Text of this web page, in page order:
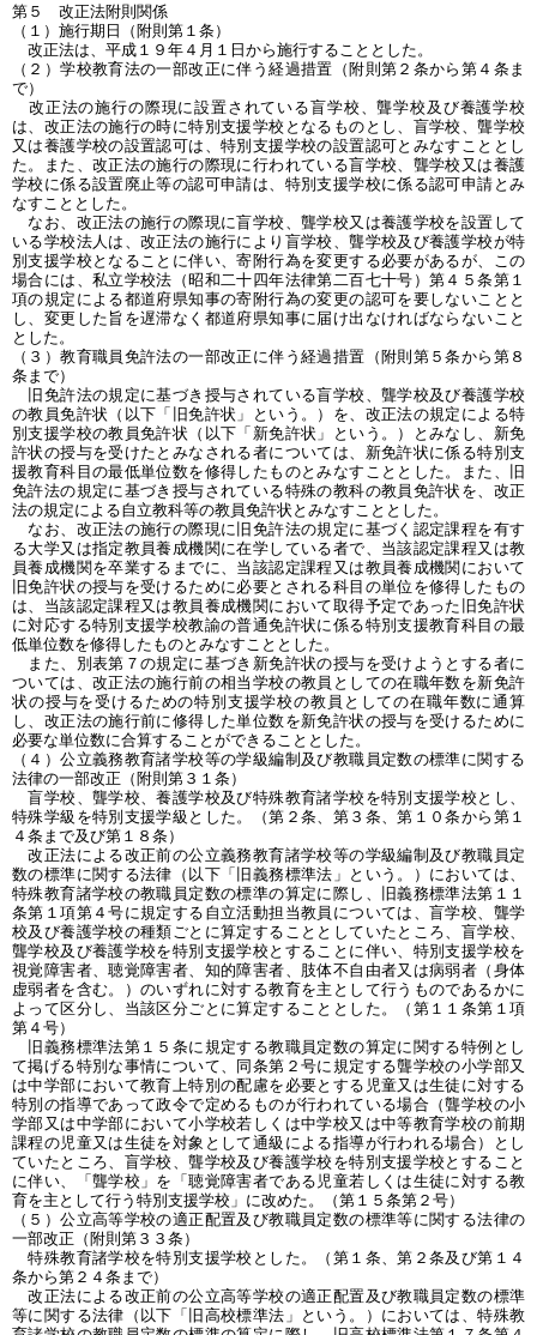
第５ 改正法附則関係
（１）施行期日（附則第１条）
改正法は、平成１９年４月１日から施行することとした。
（２）学校教育法の一部改正に伴う経過措置（附則第２条から第４条ま
で）
改正法の施行の際現に設置されている盲学校、聾学校及び養護学校
は、改正法の施行の時に特別支援学校となるものとし、盲学校、聾学校
又は養護学校の設置認可は、特別支援学校の設置認可とみなすこととし
た。また、改正法の施行の際現に行われている盲学校、聾学校又は養護
学校に係る設置廃止等の認可申請は、特別支援学校に係る認可申請とみ
なすこととした。
なお、改正法の施行の際現に盲学校、聾学校又は養護学校を設置して
いる学校法人は、改正法の施行により盲学校、聾学校及び養護学校が特
別支援学校となることに伴い、寄附行為を変更する必要があるが、この
場合には、私立学校法（昭和二十四年法律第二百七十号）第４５条第１
項の規定による都道府県知事の寄附行為の変更の認可を要しないことと
し、変更した旨を遅滞なく都道府県知事に届け出なければならないこと
とした。
（３）教育職員免許法の一部改正に伴う経過措置（附則第５条から第８
条まで）
旧免許法の規定に基づき授与されている盲学校、聾学校及び養護学校
の教員免許状（以下「旧免許状」という。）を、改正法の規定による特
別支援学校の教員免許状（以下「新免許状」という。）とみなし、新免
許状の授与を受けたとみなされる者については、新免許状に係る特別支
援教育科目の最低単位数を修得したものとみなすこととした。また、旧
免許法の規定に基づき授与されている特殊の教科の教員免許状を、改正
法の規定による自立教科等の教員免許状とみなすこととした。
なお、改正法の施行の際現に旧免許法の規定に基づく認定課程を有す
る大学又は指定教員養成機関に在学している者で、当該認定課程又は教
員養成機関を卒業するまでに、当該認定課程又は教員養成機関において
旧免許状の授与を受けるために必要とされる科目の単位を修得したもの
は、当該認定課程又は教員養成機関において取得予定であった旧免許状
に対応する特別支援学校教諭の普通免許状に係る特別支援教育科目の最
低単位数を修得したものとみなすこととした。
また、別表第７の規定に基づき新免許状の授与を受けようとする者に
ついては、改正法の施行前の相当学校の教員としての在職年数を新免許
状の授与を受けるための特別支援学校の教員としての在職年数に通算
し、改正法の施行前に修得した単位数を新免許状の授与を受けるために
必要な単位数に合算することができることとした。
（４）公立義務教育諸学校等の学級編制及び教職員定数の標準に関する
法律の一部改正（附則第３１条）
盲学校、聾学校、養護学校及び特殊教育諸学校を特別支援学校とし、
特殊学級を特別支援学級とした。（第２条、第３条、第１０条から第１
４条まで及び第１８条）
改正法による改正前の公立義務教育諸学校等の学級編制及び教職員定
数の標準に関する法律（以下「旧義務標準法」という。）においては、
特殊教育諸学校の教職員定数の標準の算定に際し、旧義務標準法第１１
条第１項第４号に規定する自立活動担当教員については、盲学校、聾学
校及び養護学校の種類ごとに算定することとしていたところ、盲学校、
聾学校及び養護学校を特別支援学校とすることに伴い、特別支援学校を
視覚障害者、聴覚障害者、知的障害者、肢体不自由者又は病弱者（身体
虚弱者を含む。）のいずれに対する教育を主として行うものであるかに
よって区分し、当該区分ごとに算定することとした。（第１１条第１項
第４号）
旧義務標準法第１５条に規定する教職員定数の算定に関する特例とし
て掲げる特別な事情について、同条第２号に規定する聾学校の小学部又
は中学部において教育上特別の配慮を必要とする児童又は生徒に対する
特別の指導であって政令で定めるものが行われている場合（聾学校の小
学部又は中学部において小学校若しくは中学校又は中等教育学校の前期
課程の児童又は生徒を対象として通級による指導が行われる場合）とし
ていたところ、盲学校、聾学校及び養護学校を特別支援学校とすること
に伴い、「聾学校」を「聴覚障害者である児童若しくは生徒に対する教
育を主として行う特別支援学校」に改めた。（第１５条第２号）
（５）公立高等学校の適正配置及び教職員定数の標準等に関する法律の
一部改正（附則第３３条）
特殊教育諸学校を特別支援学校とした。（第１条、第２条及び第１４
条から第２４条まで）
改正法による改正前の公立高等学校の適正配置及び教職員定数の標準
等に関する法律（以下「旧高校標準法」という。）においては、特殊教